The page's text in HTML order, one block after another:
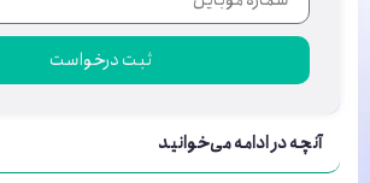
ثبت درخواست
آنچه در ادامه می‌خوانید